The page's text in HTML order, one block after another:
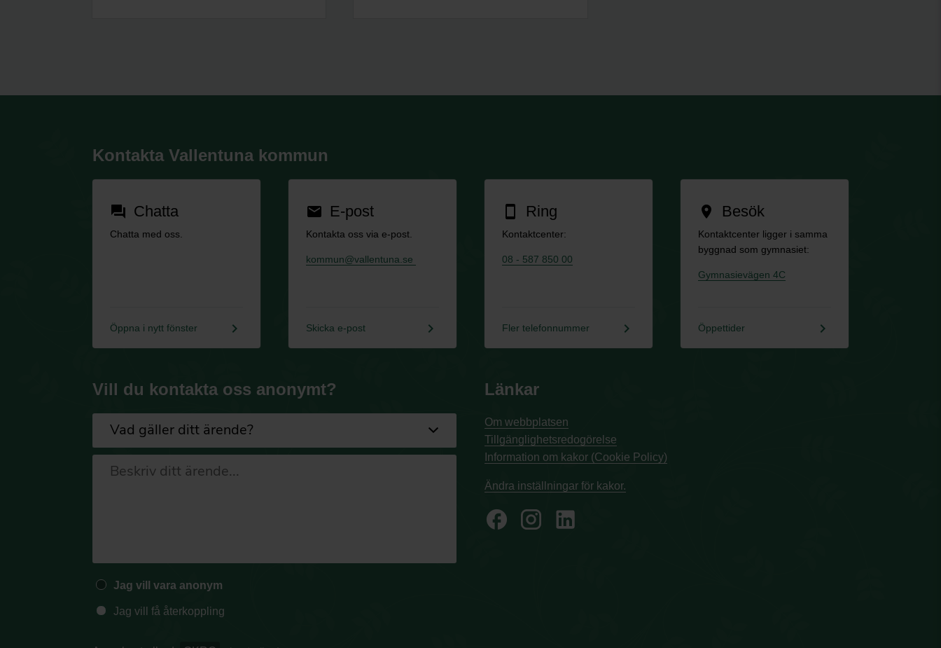
Kontakta Vallentuna kommun
forum Chatta
Chatta med oss.
Öppna i nytt fönster keyboard_arrow_right
email E-post
Kontakta oss via e-post.
kommun@vallentuna.se
Skicka e-post keyboard_arrow_right
smartphone Ring
Kontaktcenter:
08 - 587 850 00
Fler telefonnummer keyboard_arrow_right
location_on Besök
Kontaktcenter ligger i samma
byggnad som gymnasiet:
Gymnasievägen 4C
Öppettider keyboard_arrow_right
Vill du kontakta oss anonymt?
Jag vill vara anonym
Jag vill få återkoppling
Länkar
Om webbplatsen
Tillgänglighetsredogörelse
Information om kakor (Cookie Policy)
Ändra inställningar för kakor.
facebook